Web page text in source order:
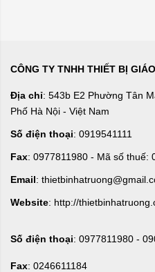
CÔNG TY TNHH THIẾT BỊ
Địa chỉ: 543b E2 Phường Tân
Phố Hà Nội - Việt Nam
Số điện thoại: 0919541111
Fax: 0977811980 - Mã số thuế:
Email:
Website: http://
Số điện thoại: 0977811980 -
Fax: 0246611184